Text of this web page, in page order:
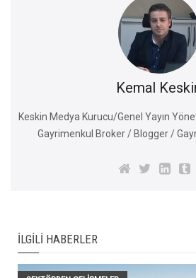
Kemal
Keskin Medya Kurucu/Genel Yayın
Gayrimenkul Broker / Blogger /
İLGILI HABERLER